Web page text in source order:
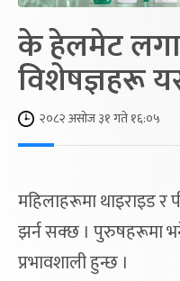
के हेलमेट
विशेषज्ञहरू
२०८२ असोज ३१ गते १६:०५
महिलाहरूमा थाइराइड
झर्न सक्छ । पुरुषहरूमा
प्रभावशाली हुन्छ ।